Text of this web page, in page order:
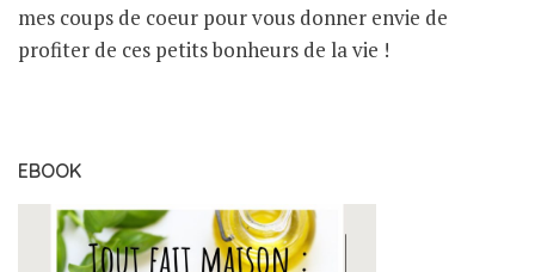
mes coups de coeur pour vous donner envie de
profiter de ces petits bonheurs de la vie !
EBOOK